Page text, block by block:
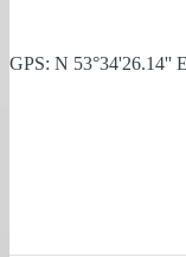
GPS: N 53°34'26.14''